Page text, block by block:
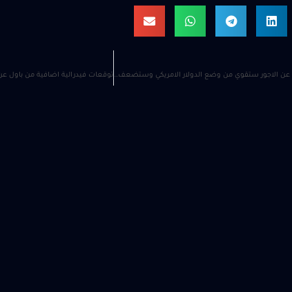
عبارات من باول عن الاجور ستقوي من وضع الدولار الامريكي وستضعف مؤشرات الاسهم الرئيسية و الذهب والفضة و الاصول المضادة والمعاكسة للدولار الامريكي والذي سيرتفع ما لم تستجد عبارات مؤثرة اخرى حيث ما زال المؤتمر جارياً ولم ينتهي بعد